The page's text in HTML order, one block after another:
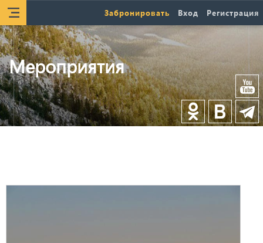
Забронировать Вход Регистрация
Мероприятия